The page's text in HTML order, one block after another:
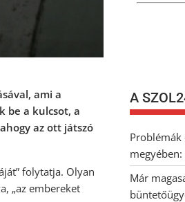
ami a
be a kulcsot, a
az ott játszó
folytatja. Olyan
„az embereket
A
Problémák
Már